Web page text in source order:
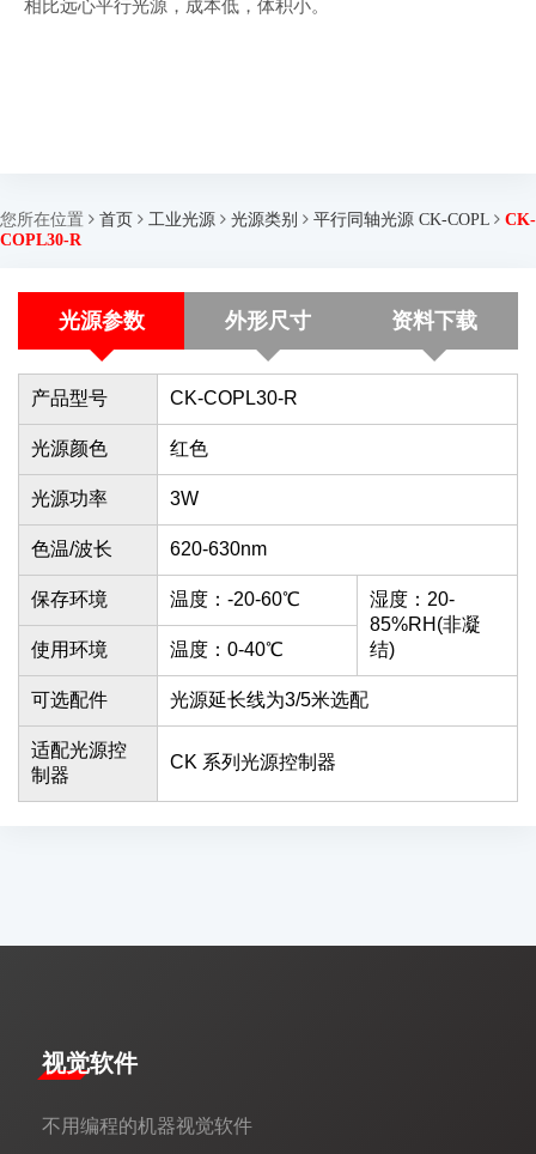
相比远心平行光源，成本低，体积小。
您所在位置 首页 工业光源 光源类别 平行同轴光源 CK-COPL
CK-
COPL30-R
光源参数 外形尺寸 资料下载
产品型号 CK-COPL30-R
光源颜色 红色
光源功率 3W
色温/波长 620-630nm
保存环境 温度：-20-60℃
湿度：20-
85%RH(非凝
结)
使用环境 温度：0-40℃
可选配件 光源延长线为3/5米选配
适配光源控
制器
CK 系列光源控制器
视觉软件
不用编程的机器视觉软件